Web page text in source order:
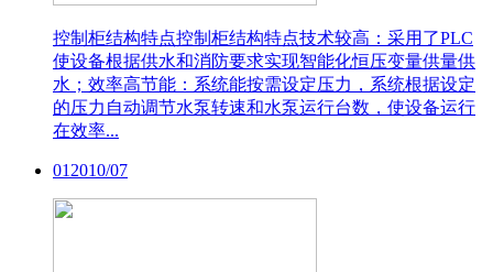
控制柜结构特点控制柜结构特点技术较高：采用了PLC
使设备根据供水和消防要求实现智能化恒压变量供量供
水；效率高节能：系统能按需设定压力，系统根据设定
的压力自动调节水泵转速和水泵运行台数，使设备运行
在效率...
01 2010/07